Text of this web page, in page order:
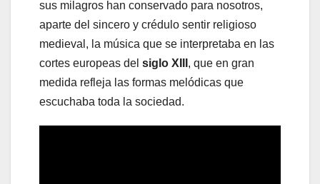
sus milagros han conservado para nosotros,
aparte del sincero y crédulo sentir religioso
medieval, la música que se interpretaba en las
cortes europeas del siglo XIII , que en gran
medida refleja las formas melódicas que
escuchaba toda la sociedad.